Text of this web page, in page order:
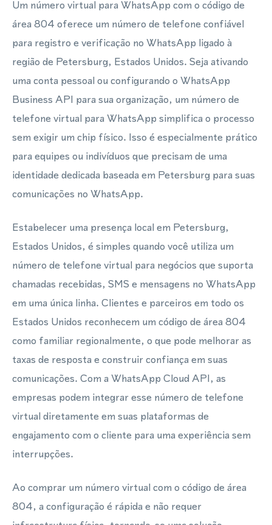
Um número virtual para WhatsApp com o código de
área 804 oferece um número de telefone confiável
para registro e verificação no WhatsApp ligado à
região de Petersburg, Estados Unidos. Seja ativando
uma conta pessoal ou configurando o WhatsApp
Business API para sua organização, um número de
telefone virtual para WhatsApp simplifica o processo
sem exigir um chip físico. Isso é especialmente prático
para equipes ou indivíduos que precisam de uma
identidade dedicada baseada em Petersburg para suas
comunicações no WhatsApp.
Estabelecer uma presença local em Petersburg,
Estados Unidos, é simples quando você utiliza um
número de telefone virtual para negócios que suporta
chamadas recebidas, SMS e mensagens no WhatsApp
em uma única linha. Clientes e parceiros em todo os
Estados Unidos reconhecem um código de área 804
como familiar regionalmente, o que pode melhorar as
taxas de resposta e construir confiança em suas
comunicações. Com a WhatsApp Cloud API, as
empresas podem integrar esse número de telefone
virtual diretamente em suas plataformas de
engajamento com o cliente para uma experiência sem
interrupções.
Ao comprar um número virtual com o código de área
804, a configuração é rápida e não requer